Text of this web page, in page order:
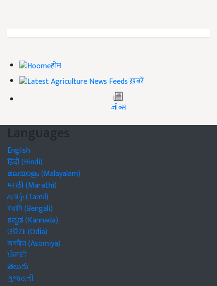
होम
ख़बरें
जॉब्स
Languages
English
हिंदी (Hindi)
മലയാളം (Malayalam)
मराठी (Marathi)
தமிழ் (Tamil)
বাঙালি (Bengali)
ಕನ್ನಡ (Kannada)
ଓଡିଆ (Odia)
অসমীয়া (Asomiya)
ਪੰਜਾਬੀ
తెలుగు
ગુજરાતી